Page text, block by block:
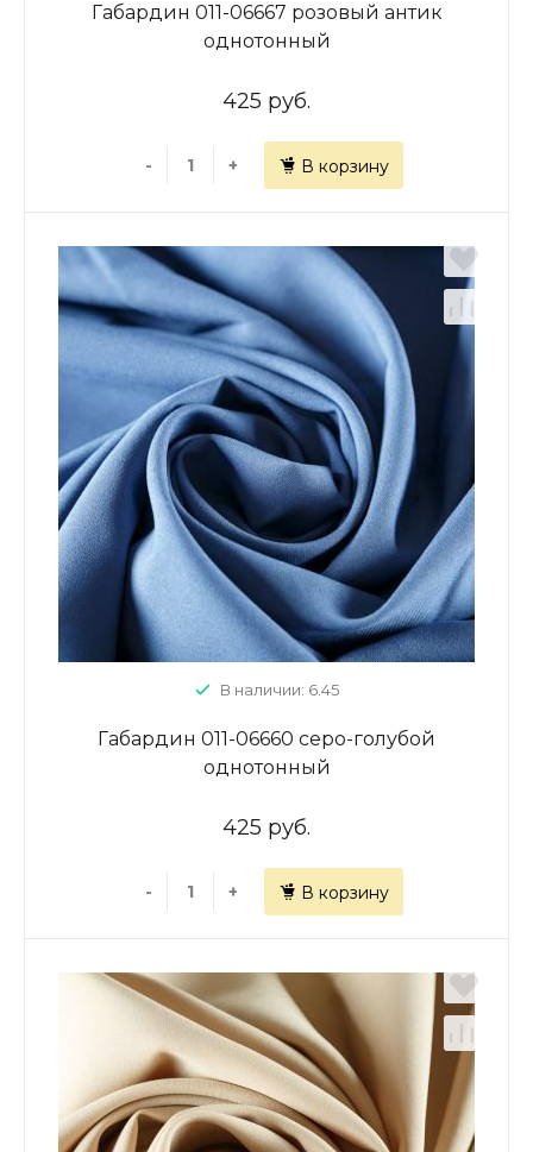
Габардин 011-06667 розовый антик
однотонный
425 руб.
- + В корзину
В наличии: 6.45
Габардин 011-06660 серо-голубой
однотонный
425 руб.
- + В корзину